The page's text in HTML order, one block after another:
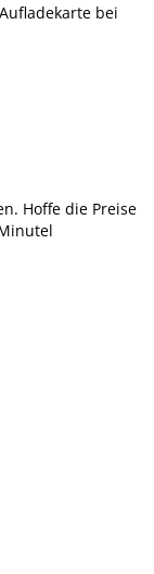
bei
Hoffe die Preise